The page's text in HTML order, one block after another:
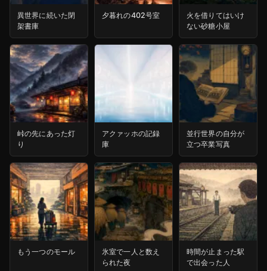
異世界に続いた閉
架書庫
夕暮れの402号室
火を借りてはいけ
ない砂糖小屋
峠の先にあった灯
り
アクァッホの記録
庫
並行世界の自分が
立つ卒業写真
もう一つのモール
氷室で一人と数え
られた夜
時間が止まった駅
で出会った人